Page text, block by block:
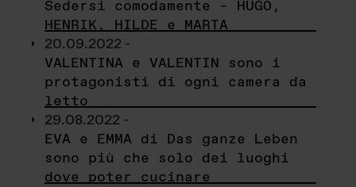
Sedersi comodamente – HUGO,
HENRIK, HILDE e MARTA
20.09.2022 -
VALENTINA e VALENTIN sono i
protagonisti di ogni camera da
letto
29.08.2022 -
EVA e EMMA di Das ganze Leben
sono più che solo dei luoghi
dove poter cucinare